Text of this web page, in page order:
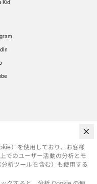
Kid
）を使用しており、お客様
でのユーザー活動の分析とモ
析ツールを含む）も使用する